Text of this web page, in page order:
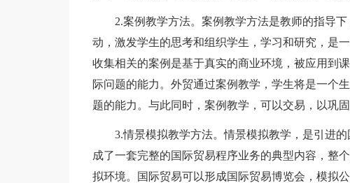
2.案例教学方法。案例教学方法是教师的指导下
动，激发学生的思考和组织学生，学习和研究，是
收集相关的案例是基于真实的商业环境，被应用到
际问题的能力。外贸通过案例教学，学生将是一个
题的能力。与此同时，案例教学，可以交易，以巩
3.情景模拟教学方法。情景模拟教学，是引进的
成了一套完整的国际贸易程序业务的典型内容，整
拟环境。国际贸易可以形成国际贸易博览会，模拟